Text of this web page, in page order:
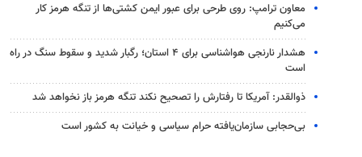
معاون ترامپ: روی طرحی برای عبور ایمن کشتی‌ها از تنگه هرمز کار
می‌کنیم
هشدار نارنجی هواشناسی برای ۴ استان؛ رگبار شدید و سقوط سنگ در راه
است
ذوالقدر: آمریکا تا رفتارش را تصحیح نکند تنگه هرمز باز نخواهد شد
بی‌حجابی سازمان‌یافته حرام سیاسی و خیانت به کشور است